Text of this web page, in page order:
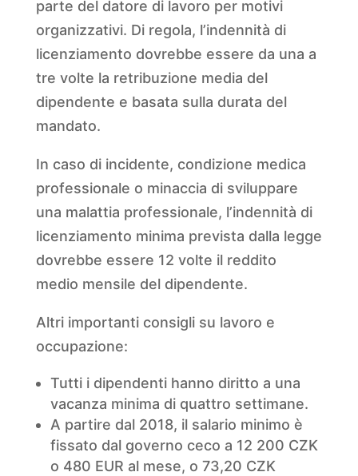
parte del datore di lavoro per motivi
organizzativi. Di regola, l’indennità di
licenziamento dovrebbe essere da una a
tre volte la retribuzione media del
dipendente e basata sulla durata del
mandato.
In caso di incidente, condizione medica
professionale o minaccia di sviluppare
una malattia professionale, l’indennità di
licenziamento minima prevista dalla legge
dovrebbe essere 12 volte il reddito
medio mensile del dipendente.
Altri importanti consigli su lavoro e
occupazione:
Tutti i dipendenti hanno diritto a una
vacanza minima di quattro settimane.
A partire dal 2018, il salario minimo è
fissato dal governo ceco a 12 200 CZK
o 480 EUR al mese, o 73,20 CZK